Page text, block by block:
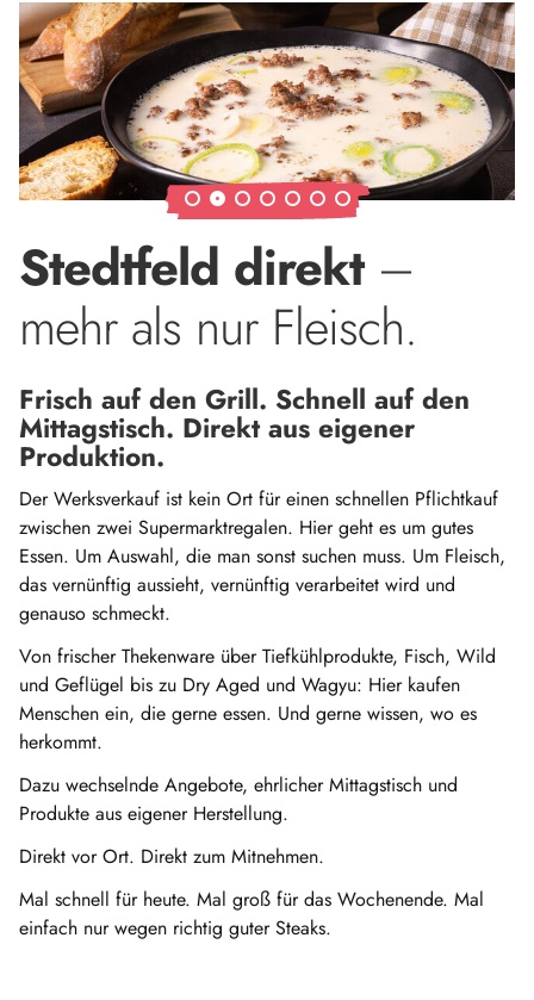
Stedtfeld direkt–
mehr als nur Fleisch.
Frisch auf den Grill. Schnell auf den
Mittagstisch. Direkt aus eigener
Produktion.
Der Werksverkauf ist kein Ort für einen schnellen Pflichtkauf
zwischen zwei Supermarktregalen. Hier geht es um gutes
Essen. Um Auswahl, die man sonst suchen muss. Um Fleisch,
das vernünftig aussieht, vernünftig verarbeitet wird und
genauso schmeckt.
Von frischer Thekenware über Tiefkühlprodukte, Fisch, Wild
und Geflügel bis zu Dry Aged und Wagyu: Hier kaufen
Menschen ein, die gerne essen. Und gerne wissen, wo es
herkommt.
Dazu wechselnde Angebote, ehrlicher Mittagstisch und
Produkte aus eigener Herstellung.
Direkt vor Ort. Direkt zum Mitnehmen.
Mal schnell für heute. Mal groß für das Wochenende. Mal
einfach nur wegen richtig guter Steaks.